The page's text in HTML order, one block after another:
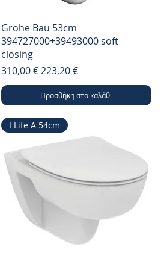
Grohe Bau 53cm
394727000+39493000 soft
closing
Κανονική τιμή
310,00 € Τιμή Έκπτωσης
223,20 €
Προσθήκη στο καλάθι
I Life A 54cm